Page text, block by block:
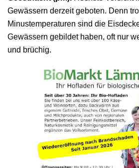
Gewässern derzeit geboten. Denn
Minustemperaturen sind die
Gewässern gebildet haben, oft nur
und brüchig.